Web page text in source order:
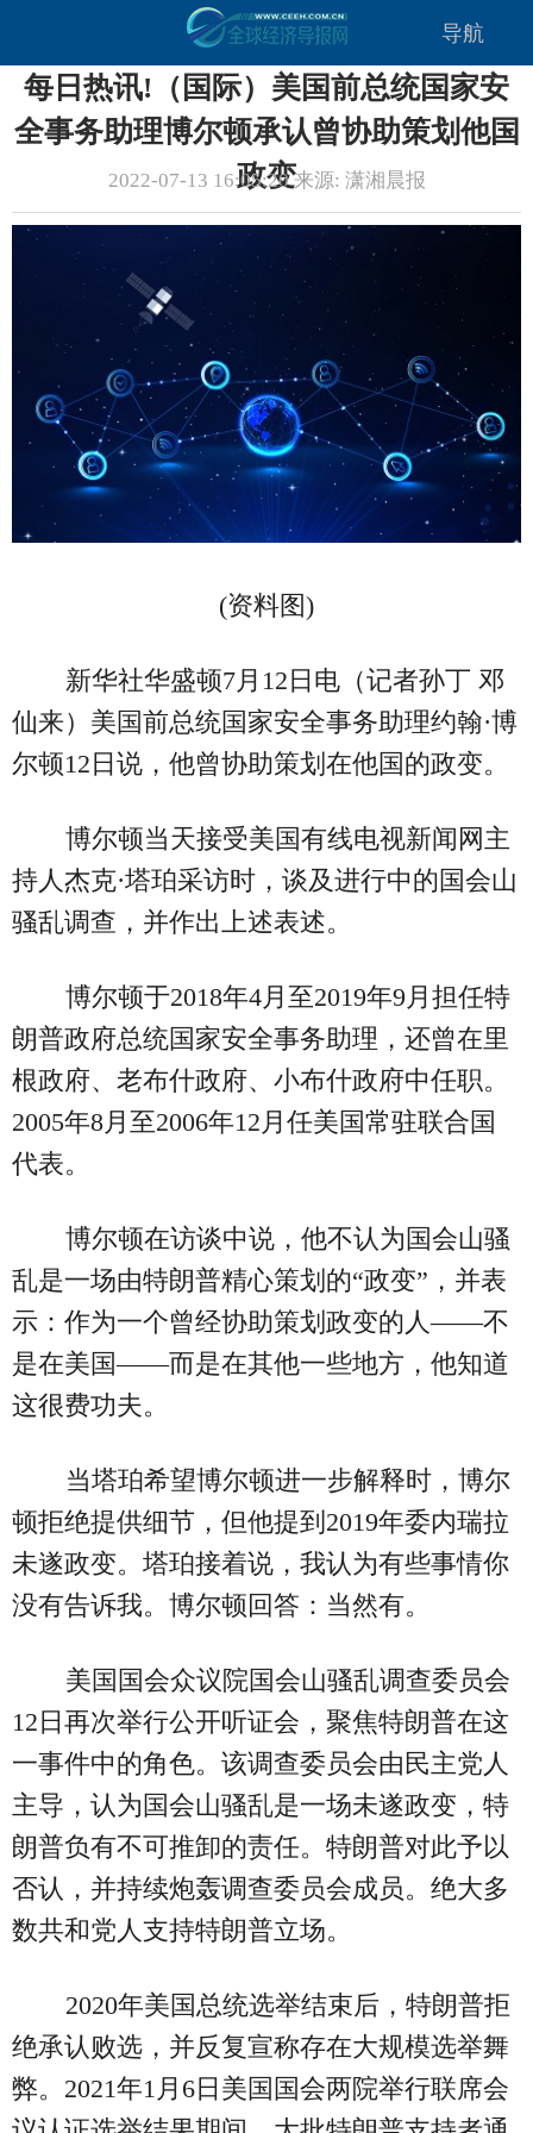
导航
每日热讯!（国际）美国前总统国家安
全事务助理博尔顿承认曾协助策划他国
政变
2022-07-13 16:05:20 来源: 潇湘晨报
(资料图)
新华社华盛顿7月12日电（记者孙丁 邓
仙来）美国前总统国家安全事务助理约翰·博
尔顿12日说，他曾协助策划在他国的政变。
博尔顿当天接受美国有线电视新闻网主
持人杰克·塔珀采访时，谈及进行中的国会山
骚乱调查，并作出上述表述。
博尔顿于2018年4月至2019年9月担任特
朗普政府总统国家安全事务助理，还曾在里
根政府、老布什政府、小布什政府中任职。
2005年8月至2006年12月任美国常驻联合国
代表。
博尔顿在访谈中说，他不认为国会山骚
乱是一场由特朗普精心策划的“政变”，并表
示：作为一个曾经协助策划政变的人——不
是在美国——而是在其他一些地方，他知道
这很费功夫。
当塔珀希望博尔顿进一步解释时，博尔
顿拒绝提供细节，但他提到2019年委内瑞拉
未遂政变。塔珀接着说，我认为有些事情你
没有告诉我。博尔顿回答：当然有。
美国国会众议院国会山骚乱调查委员会
12日再次举行公开听证会，聚焦特朗普在这
一事件中的角色。该调查委员会由民主党人
主导，认为国会山骚乱是一场未遂政变，特
朗普负有不可推卸的责任。特朗普对此予以
否认，并持续炮轰调查委员会成员。绝大多
数共和党人支持特朗普立场。
2020年美国总统选举结束后，特朗普拒
绝承认败选，并反复宣称存在大规模选举舞
弊。2021年1月6日美国国会两院举行联席会